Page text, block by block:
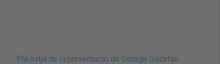
Plà mitjà de la presentació de George Gazetas